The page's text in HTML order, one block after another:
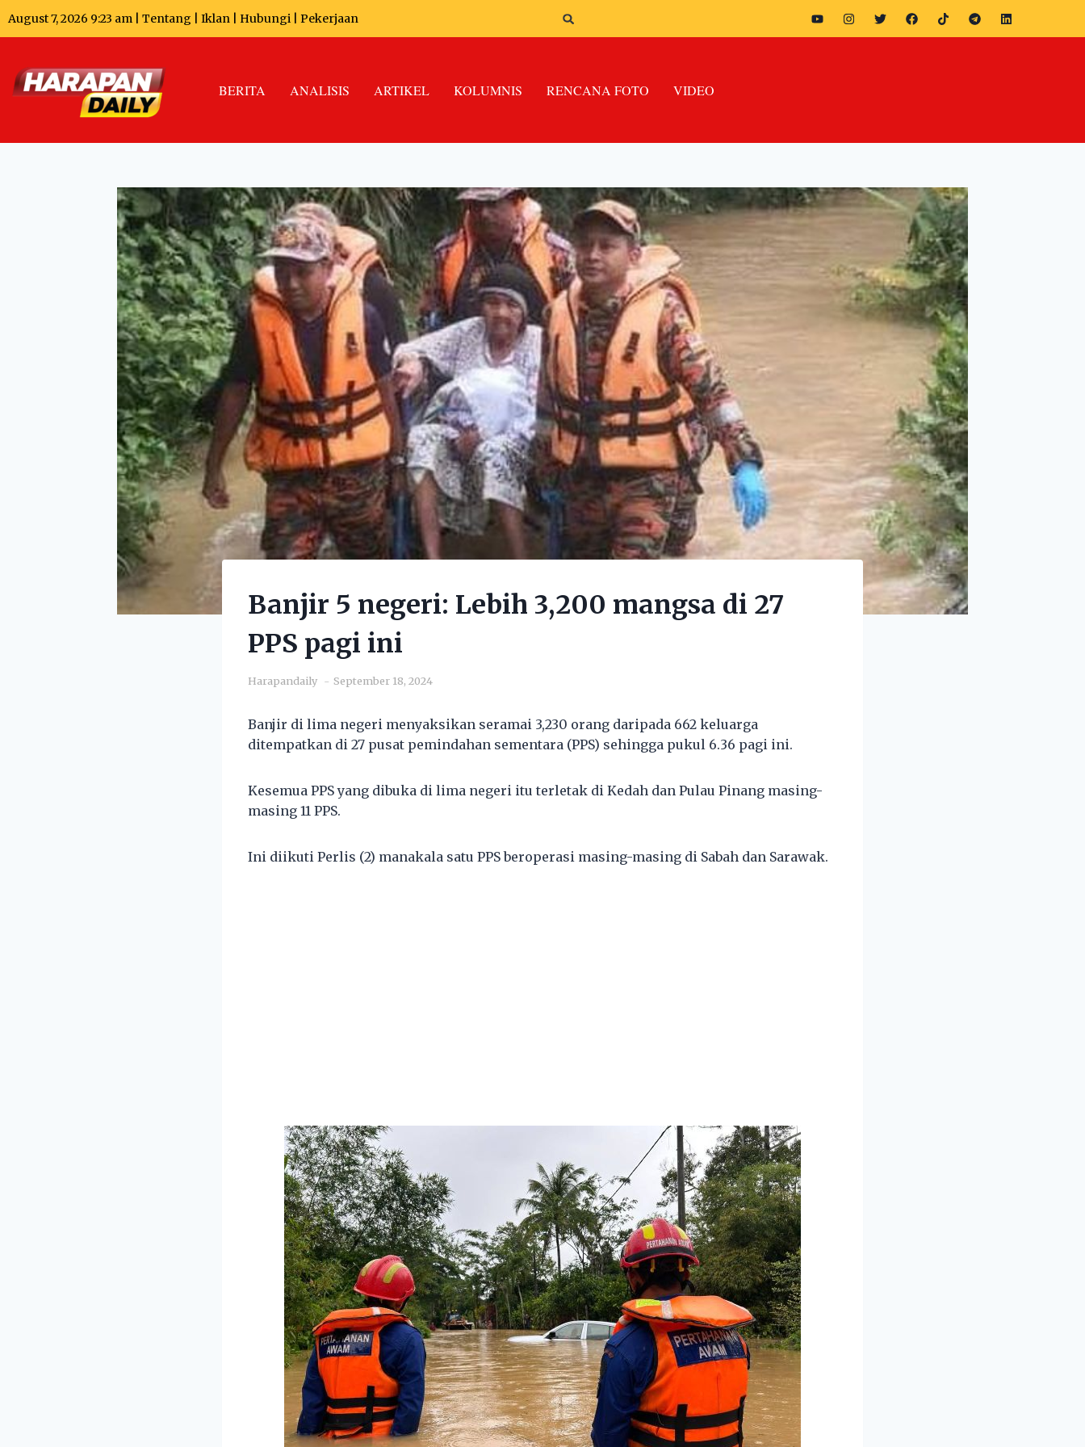
August 7, 2026 9:23 am | Tentang Iklan Hubungi Pekerjaan
BERITA ANALISIS ARTIKEL KOLUMNIS RENCANA FOTO VIDEO
Banjir 5 negeri: Lebih 3,200 mangsa di 27
PPS pagi ini
Harapandaily September 18, 2024
Banjir di lima negeri menyaksikan seramai 3,230 orang daripada 662 keluarga
ditempatkan di 27 pusat pemindahan sementara (PPS) sehingga pukul 6.36 pagi ini.
Kesemua PPS yang dibuka di lima negeri itu terletak di Kedah dan Pulau Pinang masing-
masing 11 PPS.
Ini diikuti Perlis (2) manakala satu PPS beroperasi masing-masing di Sabah dan Sarawak.